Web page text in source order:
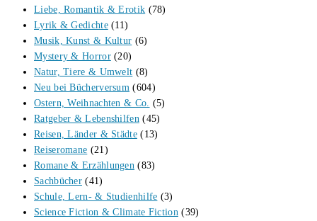
Liebe, Romantik & Erotik (78)
Lyrik & Gedichte (11)
Musik, Kunst & Kultur (6)
Mystery & Horror (20)
Natur, Tiere & Umwelt (8)
Neu bei Bücherversum (604)
Ostern, Weihnachten & Co. (5)
Ratgeber & Lebenshilfen (45)
Reisen, Länder & Städte (13)
Reiseromane (21)
Romane & Erzählungen (83)
Sachbücher (41)
Schule, Lern- & Studienhilfe (3)
Science Fiction & Climate Fiction (39)